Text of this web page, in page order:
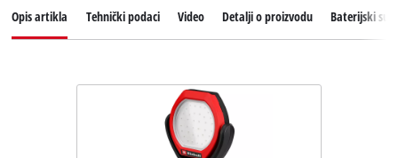
Opis artikla Tehnički podaci Video Detalji o proizvodu Baterijski